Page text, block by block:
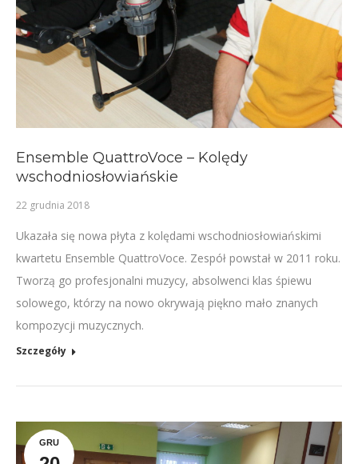
Ensemble QuattroVoce – Kolędy
wschodniosłowiańskie
22 grudnia 2018
Ukazała się nowa płyta z kolędami wschodniosłowiańskimi
kwartetu Ensemble QuattroVoce. Zespół powstał w 2011 roku.
Tworzą go profesjonalni muzycy, absolwenci klas śpiewu
solowego, którzy na nowo okrywają piękno mało znanych
kompozycji muzycznych.
Szczegóły
GRU